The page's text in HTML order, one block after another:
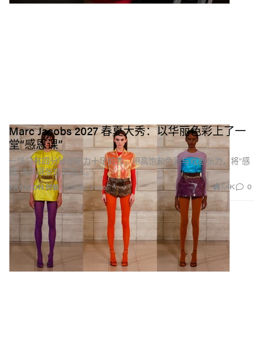
FASHION 时装
Marc Jacobs 2027 春夏大秀：以华丽色彩上了一
堂“感恩课”
一场只有四分钟却电力十足的秀，用高饱和色彩与戏剧张力，将“感
恩”演绎得张扬又动人。
Jun 30, 2026 1.4K 0